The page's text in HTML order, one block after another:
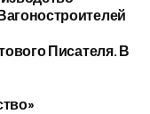
Писателя. В